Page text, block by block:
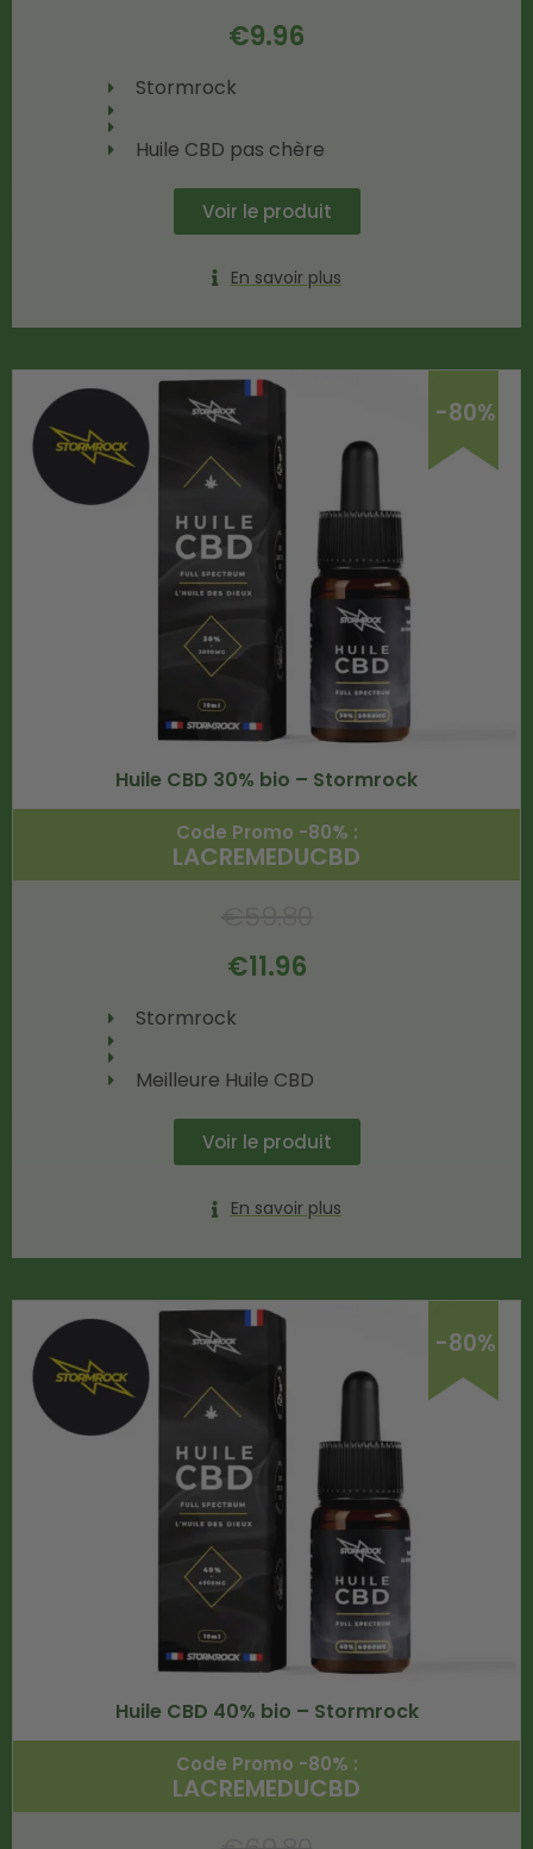
€9.96
Stormrock
Huile CBD pas chère
Voir le produit
En savoir plus
-80%
Huile CBD 30% bio – Stormrock
Code Promo -80% :
LACREMEDUCBD
€11.96
Stormrock
Meilleure Huile CBD
Voir le produit
En savoir plus
-80%
Huile CBD 40% bio – Stormrock
Code Promo -80% :
LACREMEDUCBD